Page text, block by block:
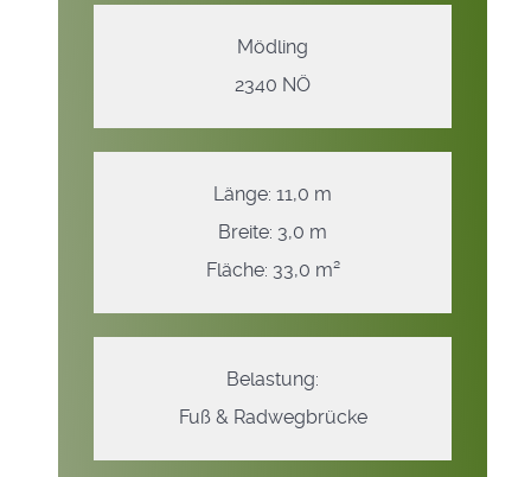
Mödling
2340 NÖ
Länge: 11,0 m
Breite: 3,0 m
Fläche: 33,0 m²
Belastung:
Fuß & Radwegbrücke